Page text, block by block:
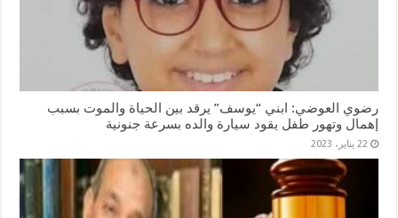
رضوي العوضي: ابني “يوسف” يرقد بين الحياة والموت بسبب
إهمال وتهور طفل يقود سيارة والده بسرعة جنونية
22 يناير، 2023